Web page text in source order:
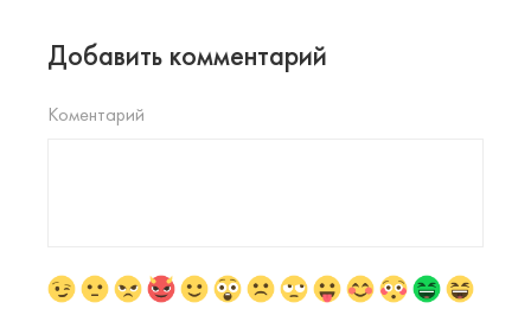
Добавить комментарий
Коментарий